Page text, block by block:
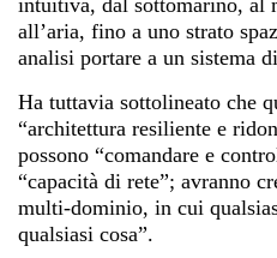
intuitiva, dal sottomarino, al
all’aria, fino a uno strato
analisi portare a un sistema
Ha tuttavia sottolineato che
“architettura resiliente e
possono “comandare e
“capacità di rete”; avranno
multi-dominio, in cui
qualsiasi cosa”.